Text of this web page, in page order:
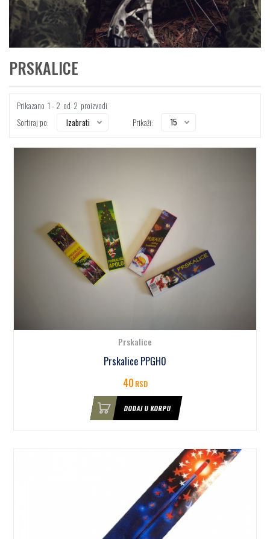
PRSKALICE
Prikazano 1 - 2 od 2 proizvodi
Sortiraj po:
Izabrati Prikaži: 15
Prskalice
Prskalice PPGH0
40RSD
DODAJ U KORPU